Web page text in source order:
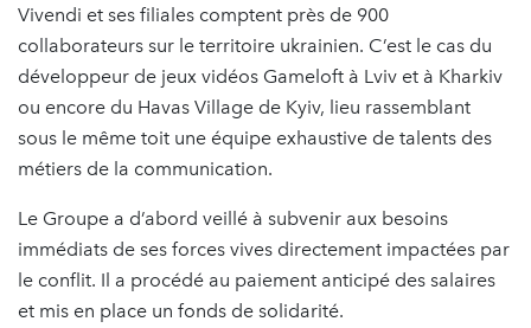
Vivendi et ses filiales comptent près de 900
collaborateurs sur le territoire ukrainien. C’est le cas du
développeur de jeux vidéos Gameloft à Lviv et à Kharkiv
ou encore du Havas Village de Kyiv, lieu rassemblant
sous le même toit une équipe exhaustive de talents des
métiers de la communication.
Le Groupe a d’abord veillé à subvenir aux besoins
immédiats de ses forces vives directement impactées par
le conflit. Il a procédé au paiement anticipé des salaires
et mis en place un fonds de solidarité.